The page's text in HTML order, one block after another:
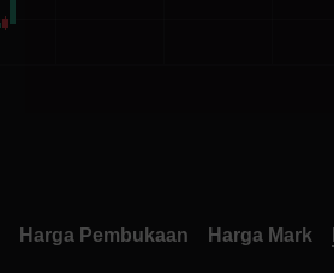
Harga Pembukaan Harga Mark